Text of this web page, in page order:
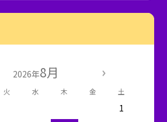
2026年8月
火 水 木 金 土
1